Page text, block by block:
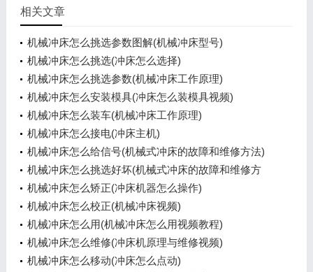
相关文章
机械冲床怎么挑选参数图解(机械冲床型号)
机械冲床怎么挑选(冲床怎么选择)
机械冲床怎么挑选参数(机械冲床工作原理)
机械冲床怎么安装模具(冲床怎么装模具视频)
机械冲床怎么装车(机械冲床工作原理)
机械冲床怎么接电(冲床主机)
机械冲床怎么给信号(机械式冲床的故障和维修方法)
机械冲床怎么挑选好坏(机械式冲床的故障和维修方
法)
机械冲床怎么矫正(冲床机器怎么操作)
机械冲床怎么校正(机械冲床视频)
机械冲床怎么用(机械冲床怎么用视频教程)
机械冲床怎么维修(冲床机原理与维修视频)
机械冲床怎么移动(冲床怎么点动)